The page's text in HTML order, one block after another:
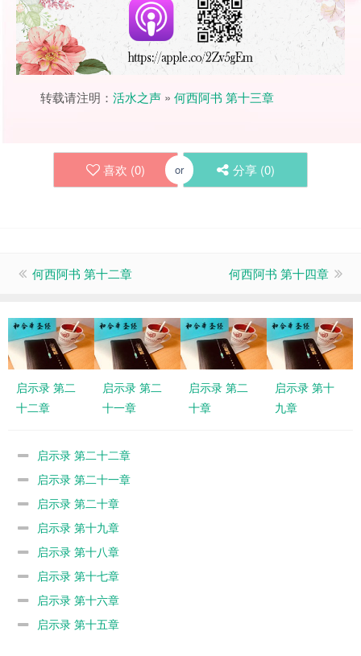
转载请注明： 活水之声 » 何西阿书 第十三章
喜欢 (0) or 分享 (0)
何西阿书 第十二章 何西阿书 第十四章
启示录 第二
十二章
启示录 第二
十一章
启示录 第二
十章
启示录 第十
九章
启示录 第二十二章
启示录 第二十一章
启示录 第二十章
启示录 第十九章
启示录 第十八章
启示录 第十七章
启示录 第十六章
启示录 第十五章